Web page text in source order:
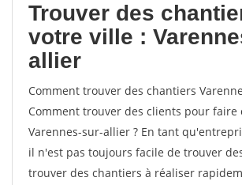
Trouver des
votre ville :
allier
Comment trouver des chantiers
Comment trouver des clients pour faire
Varennes-sur-allier ? En tant
il n'est pas toujours facile de trouver
trouver des chantiers à réaliser